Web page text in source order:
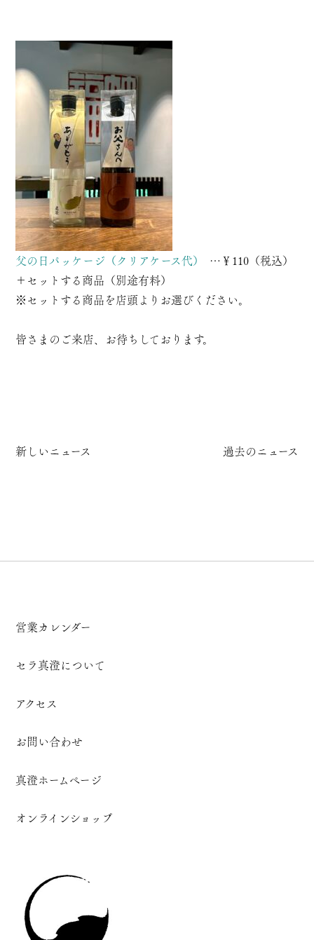
父の日パッケージ（クリアケース代）
…￥110（税込）
＋セットする商品（別途有料）
※セットする商品を店頭よりお選びください。
皆さまのご来店、お待ちしております。
新しいニュース 過去のニュース
営業カレンダー
セラ真澄について
アクセス
お問い合わせ
真澄ホームページ
オンラインショップ